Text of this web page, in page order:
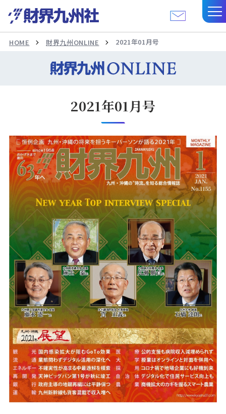
HOME 財界九州ONLINE 2021年01月号
2021年01月号